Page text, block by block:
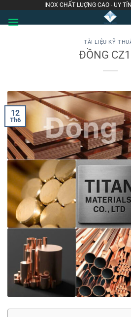
qua
INOX CHẤT LƯỢNG CAO - UY
TÀI LIỆU KỸ
ĐỒNG
12
Th6